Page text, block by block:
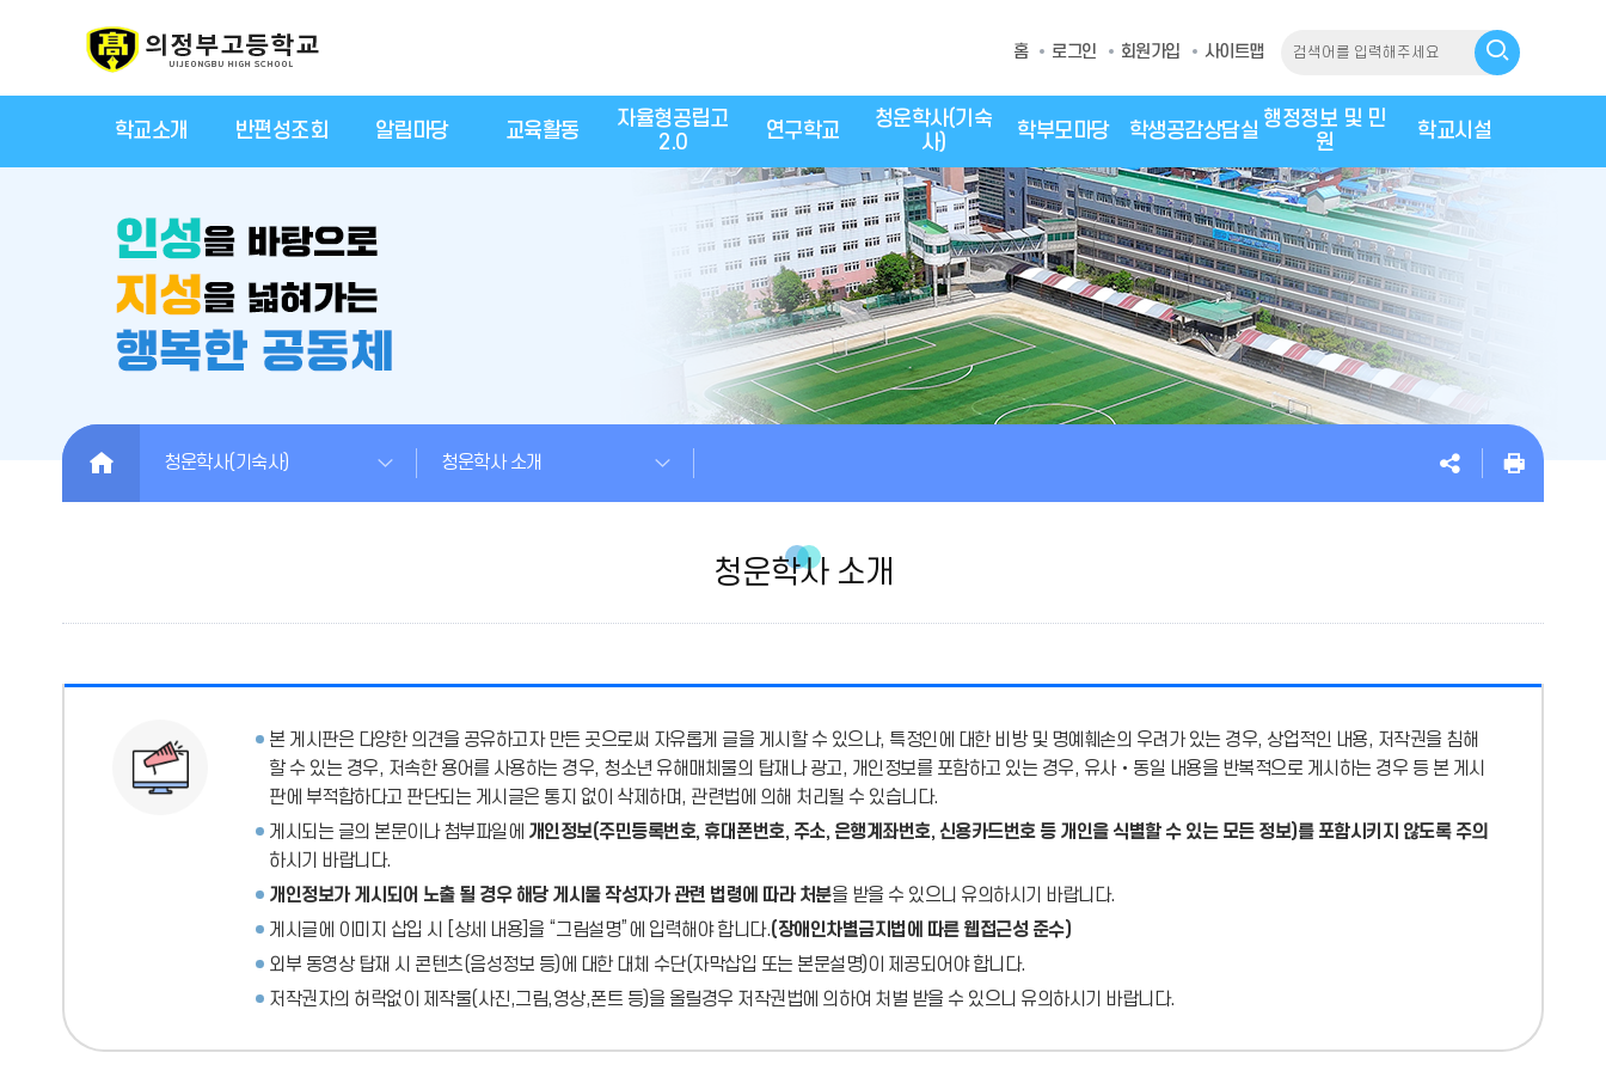
홈 로그인 회원가입 사이트맵
학교소개 반편성조회 알림마당 교육활동
자율형공립고
2.0
연구학교
청운학사(기숙
사)
학부모마당 학생공감상담실
행정정보 및 민
원
학교시설
HOME 청운학사(기숙사) 청운학사 소개
청운학사 소개
본 게시판은 다양한 의견을 공유하고자 만든 곳으로써 자유롭게 글을 게시할 수 있으나, 특정인에 대한 비방 및 명예훼손의 우려가 있는 경우, 상업적인 내용, 저작권을 침해
할 수 있는 경우, 저속한 용어를 사용하는 경우, 청소년 유해매체물의 탑재나 광고, 개인정보를 포함하고 있는 경우, 유사‧동일 내용을 반복적으로 게시하는 경우 등 본 게시
판에 부적합하다고 판단되는 게시글은 통지 없이 삭제하며, 관련법에 의해 처리될 수 있습니다.
게시되는 글의 본문이나 첨부파일에 개인정보(주민등록번호, 휴대폰번호, 주소, 은행계좌번호, 신용카드번호 등 개인을 식별할 수 있는 모든 정보)를 포함시키지 않도록 주의
하시기 바랍니다.
개인정보가 게시되어 노출 될 경우 해당 게시물 작성자가 관련 법령에 따라 처분을 받을 수 있으니 유의하시기 바랍니다.
게시글에 이미지 삽입 시 [상세 내용]을 “그림설명”에 입력해야 합니다.(장애인차별금지법에 따른 웹접근성 준수)
외부 동영상 탑재 시 콘텐츠(음성정보 등)에 대한 대체 수단(자막삽입 또는 본문설명)이 제공되어야 합니다.
저작권자의 허락없이 제작물(사진,그림,영상,폰트 등)을 올릴경우 저작권법에 의하여 처벌 받을 수 있으니 유의하시기 바랍니다.